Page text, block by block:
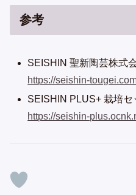
参考
SEISHIN 聖新陶芸株式
https://seishin-
SEISHIN PLUS+ 栽培
https://seishin-